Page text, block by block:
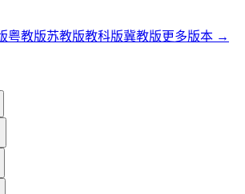
粤教版苏教版教科版冀教版更多版本 →